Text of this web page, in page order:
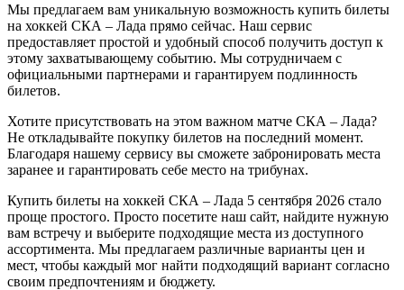
Мы предлагаем вам уникальную возможность купить билеты
на хоккей СКА – Лада прямо сейчас. Наш сервис
предоставляет простой и удобный способ получить доступ к
этому захватывающему событию. Мы сотрудничаем с
официальными партнерами и гарантируем подлинность
билетов.
Хотите присутствовать на этом важном матче СКА – Лада?
Не откладывайте покупку билетов на последний момент.
Благодаря нашему сервису вы сможете забронировать места
заранее и гарантировать себе место на трибунах.
Купить билеты на хоккей СКА – Лада 5 сентября 2026 стало
проще простого. Просто посетите наш сайт, найдите нужную
вам встречу и выберите подходящие места из доступного
ассортимента. Мы предлагаем различные варианты цен и
мест, чтобы каждый мог найти подходящий вариант согласно
своим предпочтениям и бюджету.